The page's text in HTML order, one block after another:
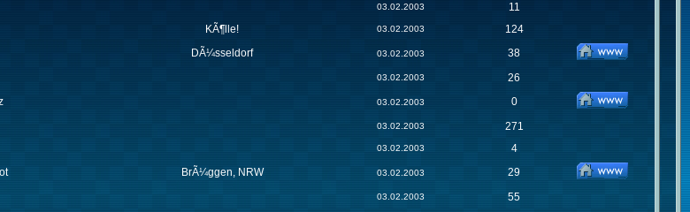
03.02.2003
11
KÃ¶lle! 03.02.2003
124
DÃ¼sseldorf 03.02.2003
38
03.02.2003
26
03.02.2003
0
03.02.2003
271
03.02.2003
4
BrÃ¼ggen, NRW 03.02.2003
29
03.02.2003
55